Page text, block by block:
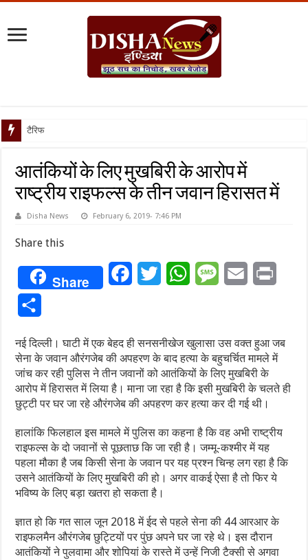
टैरिफ वॉर पर पिघली ब
आतंकियों के लिए मुखबिरी के आरोप में
राष्ट्रीय राइफल्स के तीन जवान हिरासत में
Disha News February 6, 2019- 7:46 PM
Share this
Share FacebookTwitterWhatsAppMessageEmail
नई दिल्ली। घाटी में एक बेहद ही सनसनीखेज खुलासा उस वक्त हुआ जब
सेना के जवान औरंगजेब की अपहरण के बाद हत्या के बहुचर्चित मामले में
जांच कर रही पुलिस ने तीन जवानों को आतंकियों के लिए मुखबिरी के
आरोप में हिरासत में लिया है। माना जा रहा है कि इसी मुखबिरी के चलते ही
छुट्टी पर घर जा रहे औरंगजेब की अपहरण कर हत्या कर दी गई थी।
हालांकि फिलहाल इस मामले में पुलिस का कहना है कि वह अभी राष्ट्रीय
राइफल्स के दो जवानों से पूछताछ कि जा रही है। जम्मू-कश्मीर में यह
पहला मौका है जब किसी सेना के जवान पर यह प्रश्न चिन्ह लग रहा है कि
उसने आतंकियों के लिए मुखबिरी की हो। अगर वाकई ऐसा है तो फिर ये
भविष्य के लिए बड़ा खतरा हो सकता है।
ज्ञात हो कि गत साल जून 2018 में ईद से पहले सेना की 44 आरआर के
राइफलमैन औरंगजेब छुट्टियों पर पुंछ अपने घर जा रहे थे। इस दौरान
आतंकियों ने पुलवामा और शोपियां के रास्ते में उन्हें निजी टैक्सी से अगवा